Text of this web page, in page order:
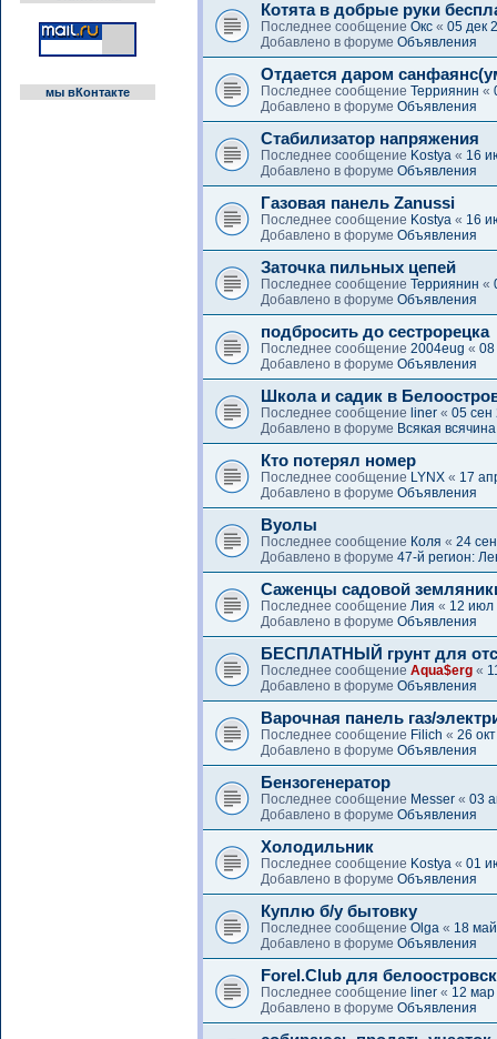
мы вКонтакте
Котята в добрые руки
Последнее сообщение Окс « 05 дек
Добавлено в форуме Объявления
Отдается даром
Последнее сообщение Терриянин «
Добавлено в форуме Объявления
Стабилизатор напряжения
Последнее сообщение Kostya « 16
Добавлено в форуме Объявления
Газовая панель Zanussi
Последнее сообщение Kostya « 16
Добавлено в форуме Объявления
Заточка пильных цепей
Последнее сообщение Терриянин «
Добавлено в форуме Объявления
подбросить до сестрорецка
Последнее сообщение 2004eug « 08
Добавлено в форуме Объявления
Школа и садик в
Последнее сообщение liner « 05 сен
Добавлено в форуме Всякая всячина
Кто потерял номер
Последнее сообщение LYNX « 17
Добавлено в форуме Объявления
Вуолы
Последнее сообщение Коля « 24
Добавлено в форуме 47-й регион:
Саженцы садовой
Последнее сообщение Лия « 12 июл
Добавлено в форуме Объявления
БЕСПЛАТНЫЙ грунт для
Последнее сообщение Aqua$erg «
Добавлено в форуме Объявления
Варочная панель газ/
Последнее сообщение Filich « 26
Добавлено в форуме Объявления
Бензогенератор
Последнее сообщение Messer « 03
Добавлено в форуме Объявления
Холодильник
Последнее сообщение Kostya « 01
Добавлено в форуме Объявления
Куплю б/у бытовку
Последнее сообщение Olga « 18
Добавлено в форуме Объявления
Forel.Club для
Последнее сообщение liner « 12
Добавлено в форуме Объявления